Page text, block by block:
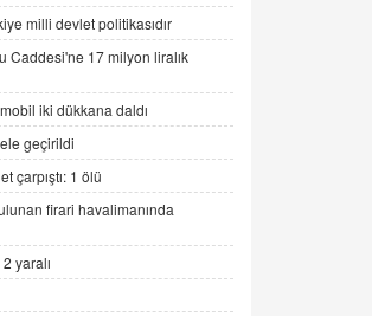
Yüzüne Vurulan
ASLAN
Algı Ne? "Beraber
Cümlesinin Peşinden
milli devlet politikasıdır
Caddesi'ne 17 milyon liralık
iki dükkana daldı
geçirildi
çarpıştı: 1 ölü
firari havalimanında
yaralı